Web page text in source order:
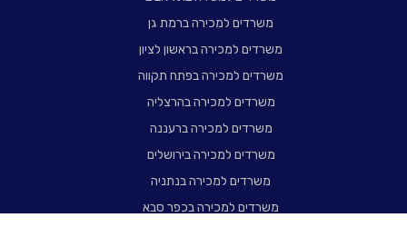
משרדים למכירה ברמת גן
משרדים למכירה בראשון לציון
משרדים למכירה בפתח תקווה
משרדים למכירה בהרצליה
משרדים למכירה ברעננה
משרדים למכירה בירושלים
משרדים למכירה בנתניה
משרדים למכירה בכפר סבא